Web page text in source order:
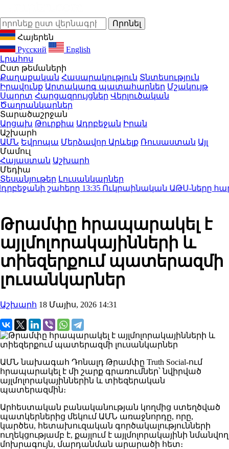
Հայերեն
Русский
English
Լրահոս
Ըստ թեմաների
Քաղաքական Հասարակություն Տնտեսություն
Իրավունք Արտակարգ պատահարներ Մշակույթ
Սպորտ Հարցազրույցներ Վերլուծական
Ծաղրանկարներ
Տարածաշրջան
Արցախ Թուրքիա Ադրբեջան Իրան
Աշխարհ
ԱՄՆ Եվրոպա Մերձավոր Արևելք Ռուսաստան Այլ
Մամուլ
Հայաստան Աշխարհ
Մեդիա
Տեսանյութեր Լուսանկարներ
շահերը13:35Ուկրաինական ԱԹՍ-ները
Թրամփը հրապարակել է
այլմոլորակայինների և
տիեզերքում պատերազմի
լուսանկարներ
Աշխարհ 18 Մայիս, 2026 14:31
ԱՄՆ նախագահ Դոնալդ Թրամփը Truth Social-ում
հրապարակել է մի շարք գրառումներ՝ նվիրված
այլմոլորակայիններին և տիեզերական
պատերազմին։
Արհեստական ​​բանականության կողմից ստեղծված
պատկերներից մեկում ԱՄՆ առաջնորդը, որը,
կարծես, հետախուզական գործակալությունների
ուղեկցությամբ է, քայլում է այլմոլորակայինի նմանվող
մոխրագույն, մարդանման արարածի հետ։